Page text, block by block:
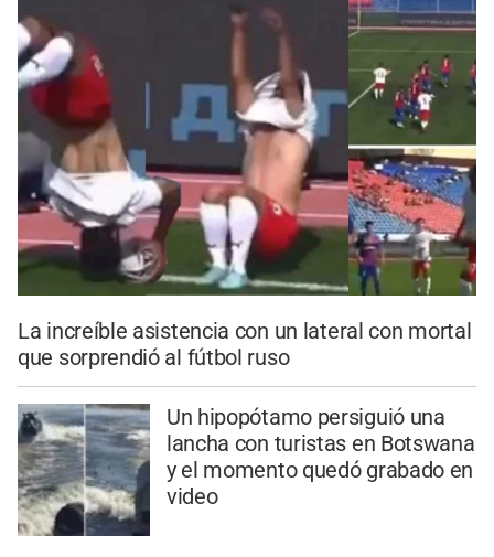
La increíble asistencia con un lateral con mortal
que sorprendió al fútbol ruso
Un hipopótamo persiguió una
lancha con turistas en Botswana
y el momento quedó grabado en
video